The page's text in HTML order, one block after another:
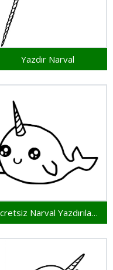
Yazdır Narval
Ücretsiz Narval Yazdırılabilir